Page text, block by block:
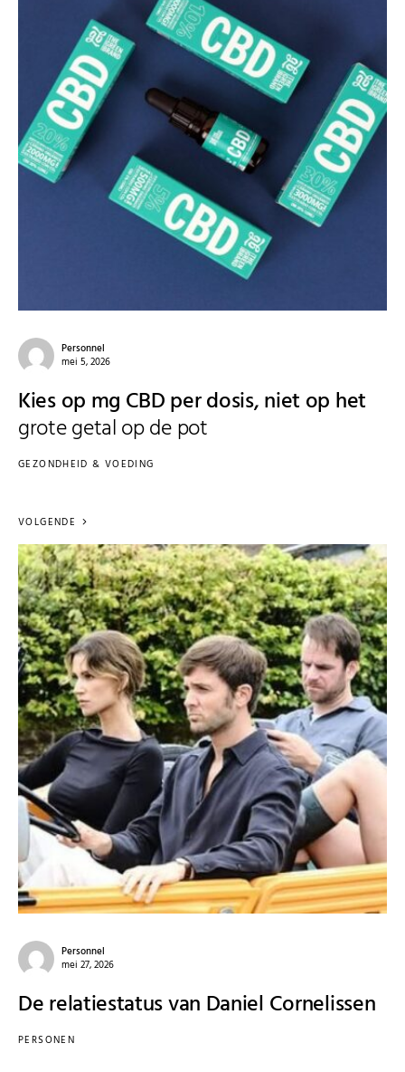
Personnel
mei 5, 2026
Kies op mg CBD per dosis, niet op het
grote getal op de pot
GEZONDHEID & VOEDING
VOLGENDE
Personnel
mei 27, 2026
De relatiestatus van Daniel Cornelissen
PERSONEN